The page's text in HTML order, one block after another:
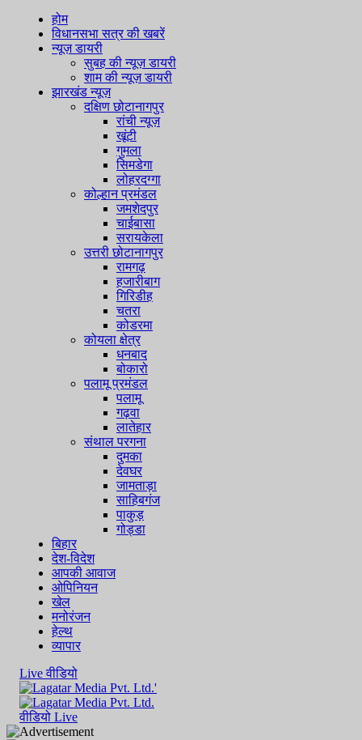
होम
विधानसभा सत्र की खबरें
न्यूज़ डायरी
सुबह की न्यूज़ डायरी
शाम की न्यूज़ डायरी
झारखंड न्यूज़
दक्षिण छोटानागपुर
रांची न्यूज़
खूंटी
गुमला
सिमडेगा
लोहरदग्गा
कोल्हान प्रमंडल
जमशेदपुर
चाईबासा
सरायकेला
उत्तरी छोटानागपुर
रामगढ़
हजारीबाग
गिरिडीह
चतरा
कोडरमा
कोयला क्षेत्र
धनबाद
बोकारो
पलामू प्रमंडल
पलामू
गढ़वा
लातेहार
संथाल परगना
दुमका
देवघर
जामताड़ा
साहिबगंज
पाकुड़
गोड्डा
बिहार
देश-विदेश
आपकी आवाज
ओपिनियन
खेल
मनोरंजन
हेल्थ
व्यापार
Live वीडियो
वीडियो Live